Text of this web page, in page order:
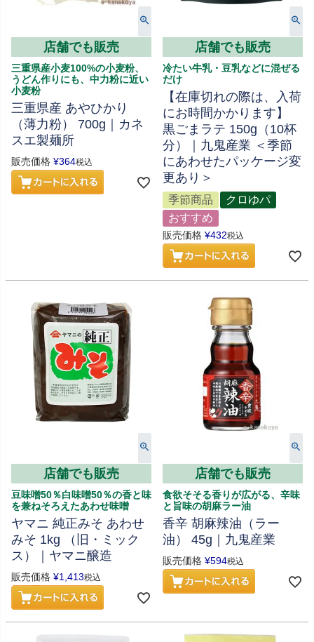
店舗でも販売
三重県産小麦100%の小麦粉、
うどん作りにも、中力粉に近い
小麦粉
三重県産 あやひかり
（薄力粉） 700g｜カネ
スエ製麺所
販売価格 ¥364税込
店舗でも販売
冷たい牛乳・豆乳などに混ぜる
だけ
【在庫切れの際は、入荷
にお時間かかります】
黒ごまラテ 150g（10杯
分）｜九鬼産業 ＜季節
にあわせたパッケージ変
更あり＞
季節商品
クロゆパ
おすすめ
販売価格 ¥432税込
店舗でも販売
豆味噌50％白味噌50％の香と味
を兼ねそろえたあわせ味噌
ヤマニ 純正みそ あわせ
みそ 1kg （旧・ミック
ス）｜ヤマニ醸造
販売価格 ¥1,413税込
店舗でも販売
食欲そそる香りが広がる、辛味
と旨味の胡麻ラー油
香辛 胡麻辣油（ラー
油） 45g｜九鬼産業
販売価格 ¥594税込